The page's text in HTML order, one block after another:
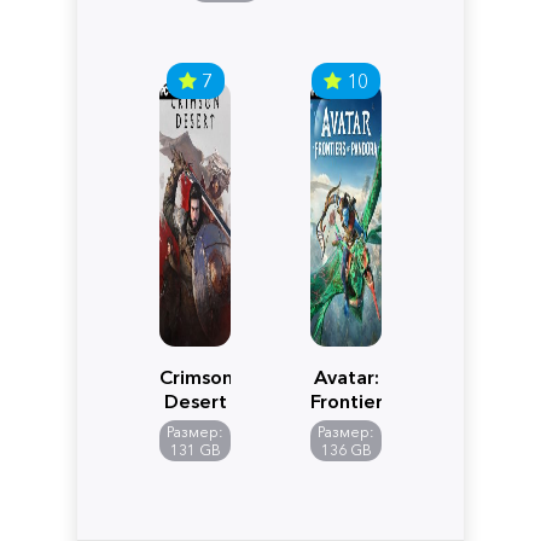
7
Crimson
Desert
Размер:
131 GB
10
Avatar:
Frontiers
of
Pandora
Размер:
136 GB